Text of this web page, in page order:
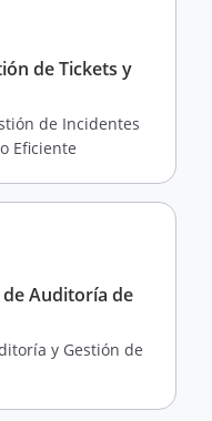
de Tickets y
de Incidentes
Eficiente
de Auditoría de
y Gestión de